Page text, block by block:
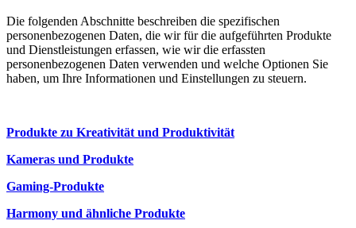
Die folgenden Abschnitte beschreiben die spezifischen
personenbezogenen Daten, die wir für die aufgeführten Produkte
und Dienstleistungen erfassen, wie wir die erfassten
personenbezogenen Daten verwenden und welche Optionen Sie
haben, um Ihre Informationen und Einstellungen zu steuern.
Produkte zu Kreativität und Produktivität
Kameras und Produkte
Gaming-Produkte
Harmony und ähnliche Produkte